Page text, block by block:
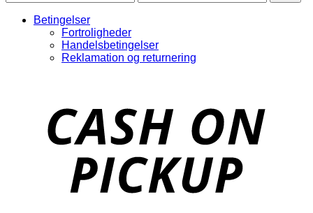
pris pris
Betingelser
Fortroligheder
Handelsbetingelser
Reklamation og returnering